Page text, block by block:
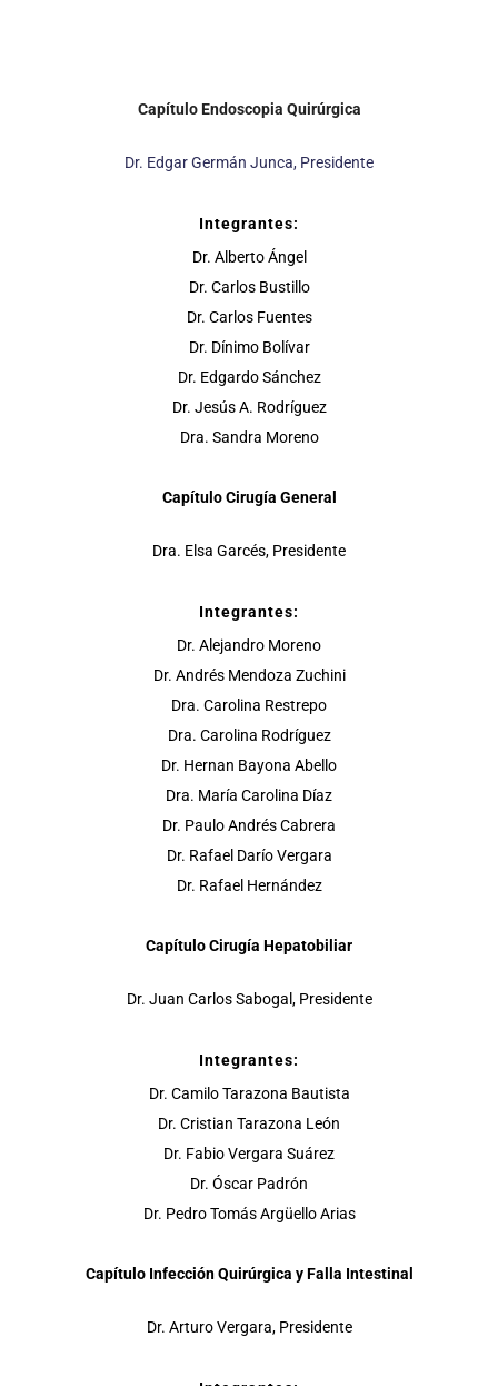
Capítulo Endoscopia Quirúrgica
Dr. Edgar Germán Junca, Presidente
Integrantes:
Dr. Alberto Ángel
Dr. Carlos Bustillo
Dr. Carlos Fuentes
Dr. Dínimo Bolívar
Dr. Edgardo Sánchez
Dr. Jesús A. Rodríguez
Dra. Sandra Moreno
Capítulo Cirugía General
Dra. Elsa Garcés, Presidente
Integrantes:
Dr. Alejandro Moreno
Dr. Andrés Mendoza Zuchini
Dra. Carolina Restrepo
Dra. Carolina Rodríguez
Dr. Hernan Bayona Abello
Dra. María Carolina Díaz
Dr. Paulo Andrés Cabrera
Dr. Rafael Darío Vergara
Dr. Rafael Hernández
Capítulo Cirugía Hepatobiliar
Dr. Juan Carlos Sabogal, Presidente
Integrantes:
Dr. Camilo Tarazona Bautista
Dr. Cristian Tarazona León
Dr. Fabio Vergara Suárez
Dr. Óscar Padrón
Dr. Pedro Tomás Argüello Arias
Capítulo Infección Quirúrgica y Falla Intestinal
Dr. Arturo Vergara, Presidente